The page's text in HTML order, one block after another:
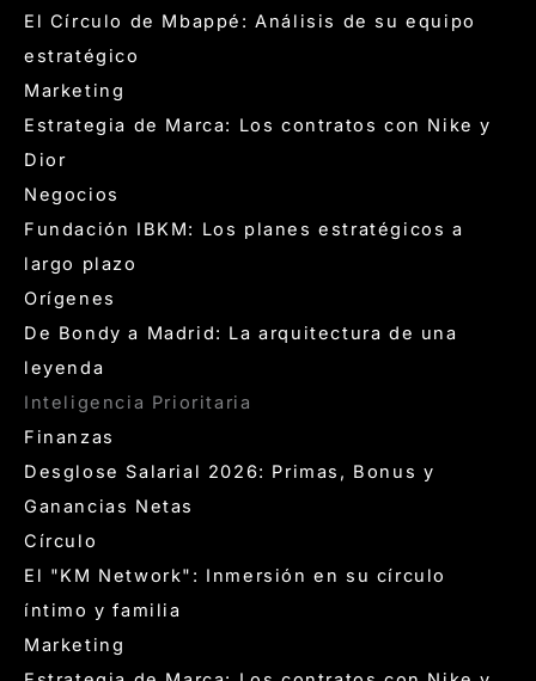
El Círculo de Mbappé: Análisis de su equipo
estratégico
Marketing
Estrategia de Marca: Los contratos con Nike y
Dior
Negocios
Fundación IBKM: Los planes estratégicos a
largo plazo
Orígenes
De Bondy a Madrid: La arquitectura de una
leyenda
Inteligencia Prioritaria
Finanzas
Desglose Salarial 2026: Primas, Bonus y
Ganancias Netas
Círculo
El "KM Network": Inmersión en su círculo
íntimo y familia
Marketing